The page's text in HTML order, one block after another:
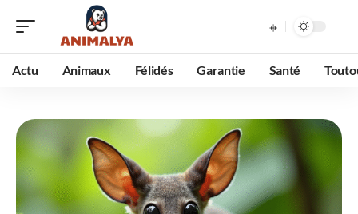
Actu Animaux Félidés Garantie Santé